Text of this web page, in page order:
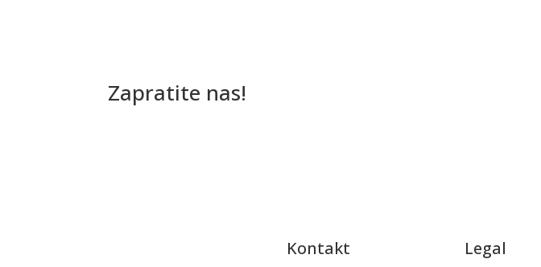
Zapratite nas!
Kontakt Legal